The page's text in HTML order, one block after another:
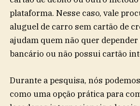
plataforma. Nesse caso, vale
aluguel de carro sem cartão de
ajudam quem não quer
bancário ou não possui cartão
Durante a pesquisa, nós
como uma opção prática para